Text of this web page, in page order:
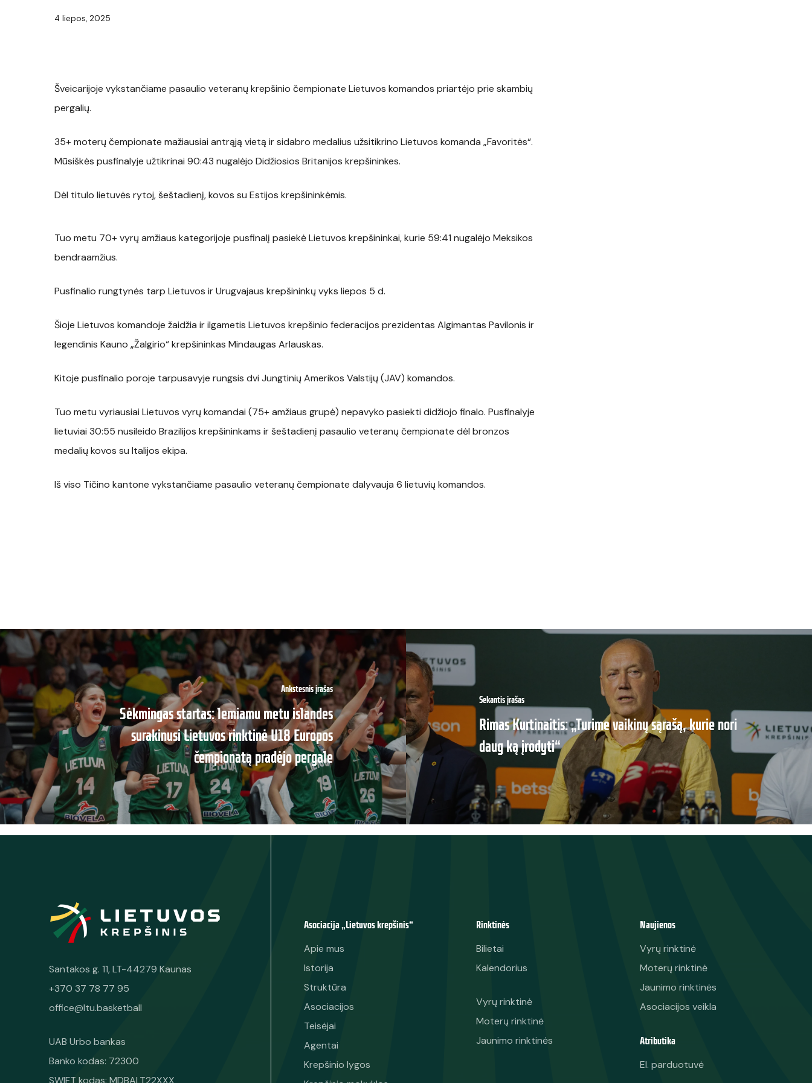
4 liepos, 2025
Šveicarijoje vykstančiame pasaulio veteranų krepšinio čempionate Lietuvos komandos priartėjo prie skambių
pergalių.
35+ moterų čempionate mažiausiai antrąją vietą ir sidabro medalius užsitikrino Lietuvos komanda „Favoritės“.
Mūsiškės pusfinalyje užtikrinai 90:43 nugalėjo Didžiosios Britanijos krepšininkes.
Dėl titulo lietuvės rytoj, šeštadienį, kovos su Estijos krepšininkėmis.
Tuo metu 70+ vyrų amžiaus kategorijoje pusfinalį pasiekė Lietuvos krepšininkai, kurie 59:41 nugalėjo Meksikos
bendraamžius.
Pusfinalio rungtynės tarp Lietuvos ir Urugvajaus krepšininkų vyks liepos 5 d.
Šioje Lietuvos komandoje žaidžia ir ilgametis Lietuvos krepšinio federacijos prezidentas Algimantas Pavilonis ir
legendinis Kauno „Žalgirio“ krepšininkas Mindaugas Arlauskas.
Kitoje pusfinalio poroje tarpusavyje rungsis dvi Jungtinių Amerikos Valstijų (JAV) komandos.
Tuo metu vyriausiai Lietuvos vyrų komandai (75+ amžiaus grupė) nepavyko pasiekti didžiojo finalo. Pusfinalyje
lietuviai 30:55 nusileido Brazilijos krepšininkams ir šeštadienį pasaulio veteranų čempionate dėl bronzos
medalių kovos su Italijos ekipa.
Iš viso Tičino kantone vykstančiame pasaulio veteranų čempionate dalyvauja 6 lietuvių komandos.
Ankstesnis įrašas
Sėkmingas startas: lemiamu metu islandes
surakinusi Lietuvos rinktinė U18 Europos
čempionatą pradėjo pergale
Sekantis įrašas
Rimas Kurtinaitis: „Turime vaikinų sąrašą, kurie nori
daug ką įrodyti“
Santakos g. 11, LT-44279 Kaunas
+370 37 78 77 95
office@ltu.basketball
UAB Urbo bankas
Banko kodas: 72300
SWIFT kodas: MDBALT22XXX
Asociacija „Lietuvos krepšinis“
Apie mus
Istorija
Struktūra
Asociacijos
Teisėjai
Agentai
Krepšinio lygos
Rinktinės
Bilietai
Kalendorius
Vyrų rinktinė
Moterų rinktinė
Jaunimo rinktinės
Naujienos
Vyrų rinktinė
Moterų rinktinė
Jaunimo rinktinės
Asociacijos veikla
Atributika
El. parduotuvė